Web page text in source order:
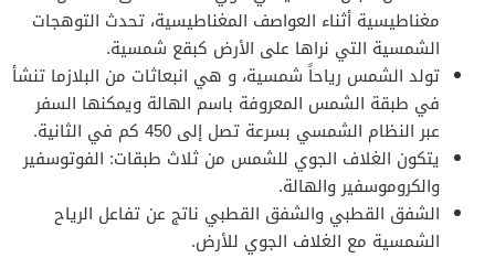
مغناطيسية أثناء العواصف المغناطيسية، تحدث التوهجات
الشمسية التي نراها على الأرض كبقع شمسية.
تولد الشمس رياحاً شمسية، و هي انبعاثات من البلازما تنشأ
في طبقة الشمس المعروفة باسم الهالة ويمكنها السفر
عبر النظام الشمسي بسرعة تصل إلى 450 كم في الثانية.
يتكون الغلاف الجوي للشمس من ثلاث طبقات: الفوتوسفير
والكروموسفير والهالة.
الشفق القطبي والشفق القطبي ناتج عن تفاعل الرياح
الشمسية مع الغلاف الجوي للأرض.